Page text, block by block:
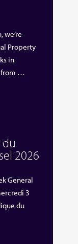
we’re
Property
in
from …
du
2026
General
3
du